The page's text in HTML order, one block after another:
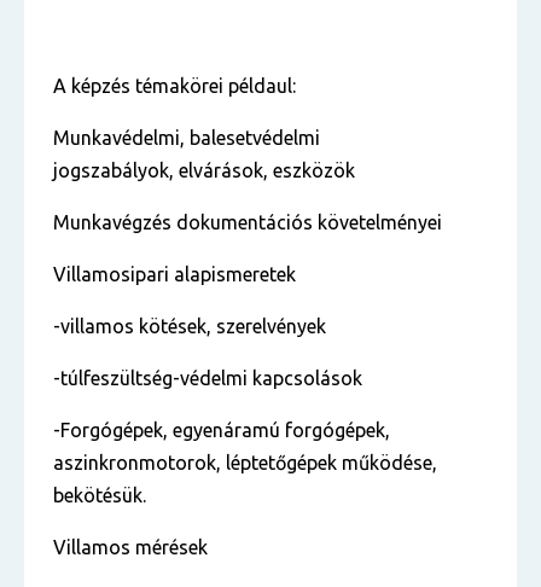
A képzés témakörei példaul:
Munkavédelmi, balesetvédelmi
jogszabályok, elvárások, eszközök
Munkavégzés dokumentációs követelményei
Villamosipari alapismeretek
-villamos kötések, szerelvények
-túlfeszültség-védelmi kapcsolások
-Forgógépek, egyenáramú forgógépek,
aszinkronmotorok, léptetőgépek működése,
bekötésük.
Villamos mérések